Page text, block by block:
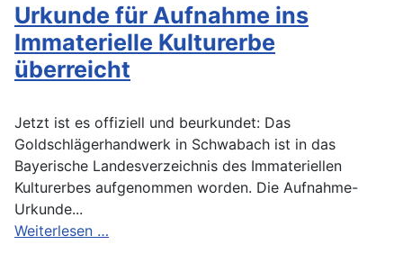
Urkunde für Aufnahme ins
Immaterielle Kulturerbe
überreicht
Jetzt ist es offiziell und beurkundet: Das
Goldschlägerhandwerk in Schwabach ist in das
Bayerische Landesverzeichnis des Immateriellen
Kulturerbes aufgenommen worden. Die Aufnahme-
Urkunde...
Weiterlesen …